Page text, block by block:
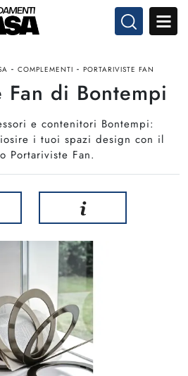
- COMPLEMENTI - PORTARIVISTE FAN
Fan di Bontempi
e contenitori Bontempi:
i tuoi spazi design con il
Portariviste Fan.